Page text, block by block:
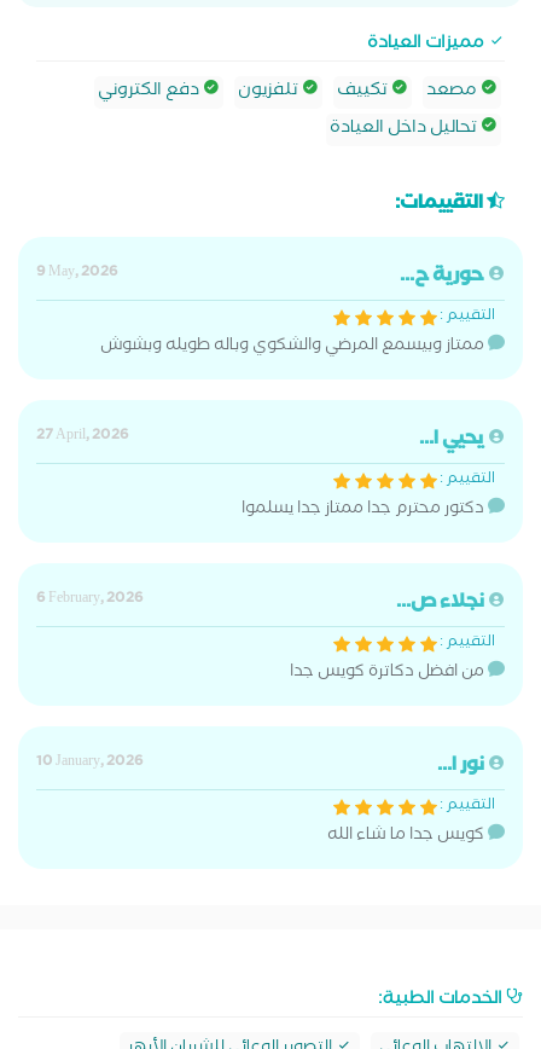
مميزات العيادة
مصعد
تكييف تلفزيون
دفع الكتروني
تحاليل داخل العيادة
التقييمات:
حورية ح...
9 May, 2026
التقييم :
ممتاز وبيسمع المرضي والشكوي وباله طويله وبشوش
يحيي ا...
27 April, 2026
التقييم :
دكتور محترم جدا ممتاز جدا يسلموا
نجلاء ص...
6 February, 2026
التقييم :
من افضل دكاترة كويس جدا
نور ا...
10 January, 2026
التقييم :
كويس جدا ما شاء الله
الخدمات الطبية: